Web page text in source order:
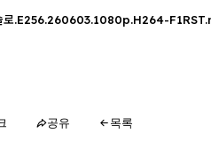
로.E256.260603.1080p.H264-
공유 목록